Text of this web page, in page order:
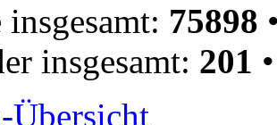
75898
insgesamt: 201
Übersicht